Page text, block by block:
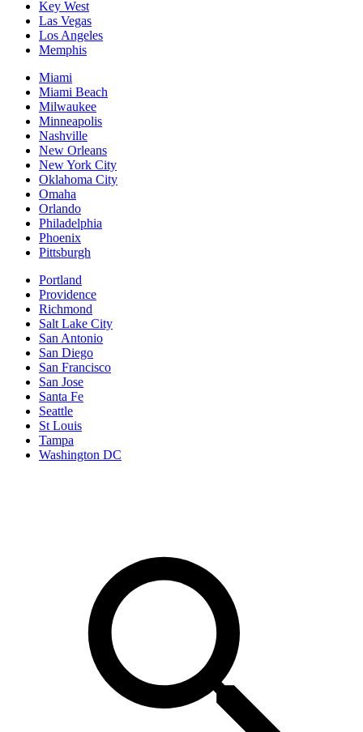
Key West
Las Vegas
Los Angeles
Memphis
Miami
Miami Beach
Milwaukee
Minneapolis
Nashville
New Orleans
New York City
Oklahoma City
Omaha
Orlando
Philadelphia
Phoenix
Pittsburgh
Portland
Providence
Richmond
Salt Lake City
San Antonio
San Diego
San Francisco
San Jose
Santa Fe
Seattle
St Louis
Tampa
Washington DC